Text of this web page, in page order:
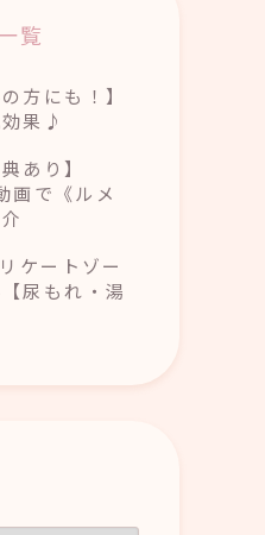
覧
方にも！】
果♪
あり】
で《ルメ
ケートゾー
尿もれ・湯